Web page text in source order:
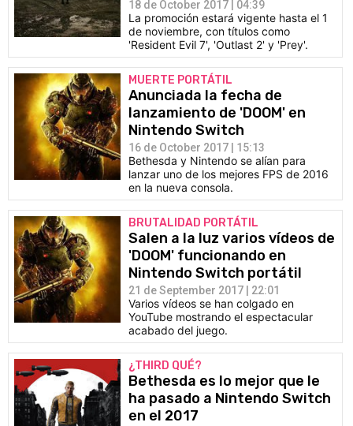
18 de October 2017 | 04:39
La promoción estará vigente hasta el 1
de noviembre, con títulos como
'Resident Evil 7', 'Outlast 2' y 'Prey'.
MUERTE PORTÁTIL
Anunciada la fecha de
lanzamiento de 'DOOM' en
Nintendo Switch
16 de October 2017 | 15:13
Bethesda y Nintendo se alían para
lanzar uno de los mejores FPS de 2016
en la nueva consola.
BRUTALIDAD PORTÁTIL
Salen a la luz varios vídeos de
'DOOM' funcionando en
Nintendo Switch portátil
21 de September 2017 | 22:01
Varios vídeos se han colgado en
YouTube mostrando el espectacular
acabado del juego.
¿THIRD QUÉ?
Bethesda es lo mejor que le
ha pasado a Nintendo Switch
en el 2017